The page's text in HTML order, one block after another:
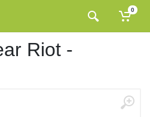
0
Riot -